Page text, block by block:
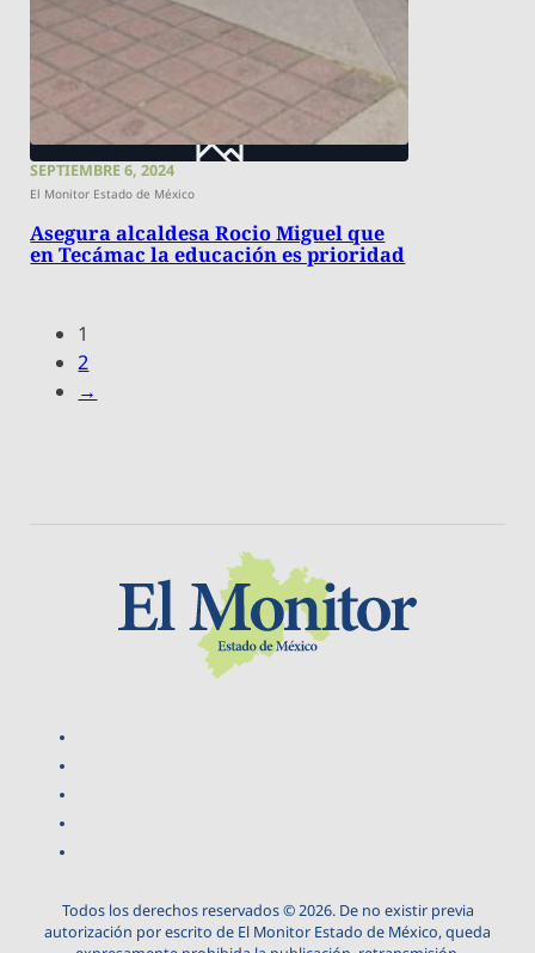
SEPTIEMBRE 6, 2024
El Monitor Estado de México
Asegura alcaldesa Rocio Miguel que
en Tecámac la educación es prioridad
1
2
→
Todos los derechos reservados © 2026. De no existir previa
autorización por escrito de El Monitor Estado de México, queda